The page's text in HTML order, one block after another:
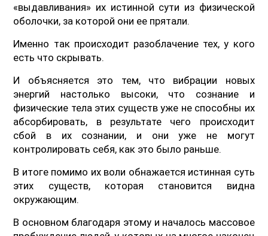
«выдавливания» их истинной сути из физической
оболочки, за которой они ее прятали.
Именно так происходит разоблачение тех, у кого
есть что скрывать.
И объясняется это тем, что вибрации новых
энергий настолько высоки, что сознание и
физические тела этих существ уже не способны их
абсорбировать, в результате чего происходит
сбой в их сознании, и они уже не могут
контролировать себя, как это было раньше.
В итоге помимо их воли обнажается истинная суть
этих существ, которая становится видна
окружающим.
В основном благодаря этому и началось массовое